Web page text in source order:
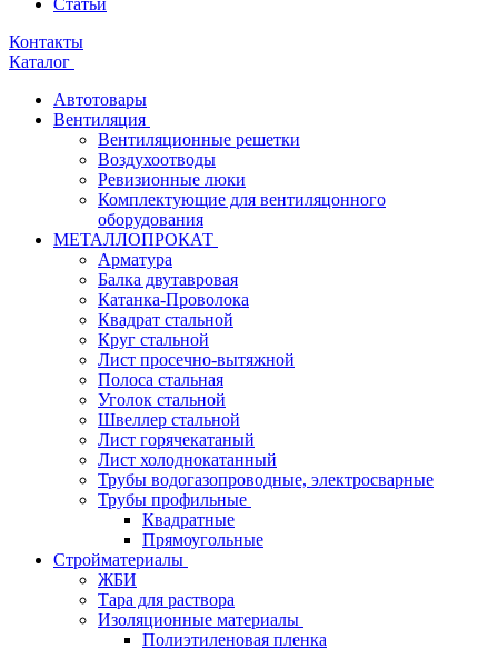
Статьи
Контакты
Каталог
Автотовары
Вентиляция
Вентиляционные решетки
Воздухоотводы
Ревизионные люки
Комплектующие для вентиляцонного
оборудования
МЕТАЛЛОПРОКАТ
Арматура
Балка двутавровая
Катанка-Проволока
Квадрат стальной
Круг стальной
Лист просечно-вытяжной
Полоса стальная
Уголок стальной
Швеллер стальной
Лист горячекатаный
Лист холоднокатанный
Трубы водогазопроводные, электросварные
Трубы профильные
Квадратные
Прямоугольные
Стройматериалы
ЖБИ
Тара для раствора
Изоляционные материалы
Полиэтиленовая пленка